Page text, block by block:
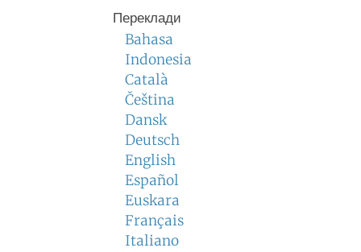
Переклади
Bahasa
Indonesia
Català
Čeština
Dansk
Deutsch
English
Español
Euskara
Français
Italiano